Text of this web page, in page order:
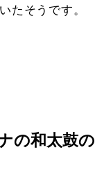
たそうです。
の和太鼓